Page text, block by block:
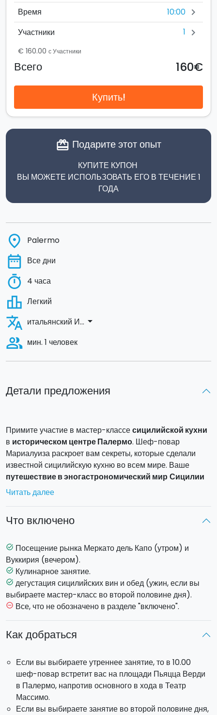
Детали предложения
Примите участие в мастер-классесицилийской кухни
в историческом центре Палермо. Шеф-повар
Мариалуиза раскроет вам секреты, которые сделали
известной сицилийскую кухню во всем мире. Ваше
путешествие в эногастрономический мир Сицилии
начнется сразу же - вы встретитесь с шеф-поваром
рядом с рынком
окунетесь в аутентичную, незабываемую атмосферу:
самых свежих продуктов - вот лишь некоторые
характерные особенности сицилийского рынка.
По пути к историческому зданию шестнадцатого века,
где будет проходить кулинарный мастер-класс, вам
встретятся потрясающие аллеи, дворцы и памятники.
На месте вас встретят приветственным бокалом вина и
Вы приготовите полное меню
: закуски, первое блюдо,
которые вы сможете приготовить: капоната из
баклажанов, паста с сардинами, сардины а беккафико,
рулетики из рыбы-меч, сицилийская кассата.
По окончании кулинарного мастер-класса последует
Читать далее
Что включено
task_alt Посещение рынка Меркато дель Капо (утром) и
Вуккирия (вечером).
task_alt Кулинарное занятие.
task_alt дегустация сицилийских вин и обед (ужин, если вы
выбираете мастер-класс во второй половине дня).
remove_circle_outline Все, что не обозначено в разделе "включено".
Как добраться
Если вы выбираете утреннее занятие, то в 10.00
шеф-повар встретит вас на площади Пьяцца Верди
в Палермо, напротив основного в хода в Театр
Массимо.
Если вы выбираете занятие во второй половине дня,
Время 10:00 chevron_right
Участники 1 chevron_right
€ 160.00 с Участники
Всего 160€
Купить!
card_giftcard Подарите этот опыт
КУПИТЕ КУПОН
ВЫ МОЖЕТЕ ИСПОЛЬЗОВАТЬ ЕГО В ТЕЧЕНИЕ 1
ГОДА
place Palermo
date_range Все дни
timer 4 часа
leaderboard Легкий
translate итальянский И... arrow_drop_down
people_alt мин. 1 человек